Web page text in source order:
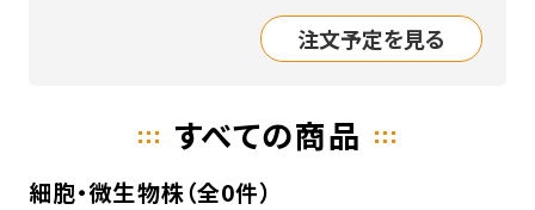
注文予定を見る
すべての商品
細胞・微生物株（全0件）